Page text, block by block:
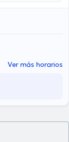
Ver más horarios